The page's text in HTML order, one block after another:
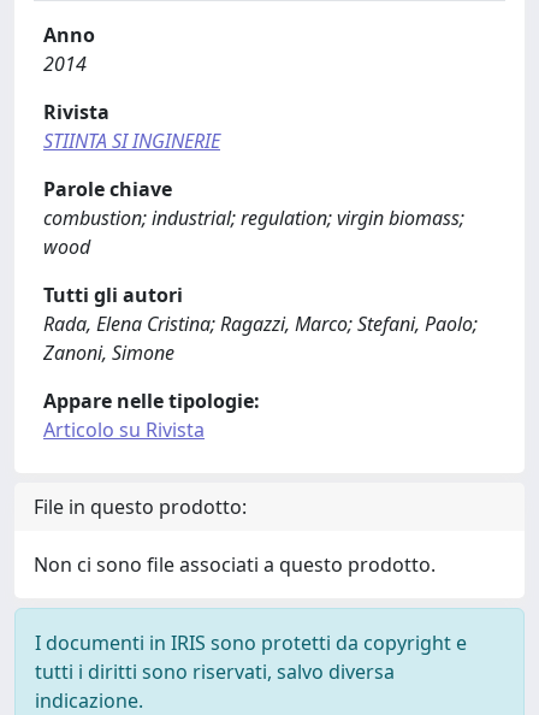
Anno
2014
Rivista
STIINTA SI INGINERIE
Parole chiave
combustion; industrial; regulation; virgin biomass;
wood
Tutti gli autori
Rada, Elena Cristina; Ragazzi, Marco; Stefani, Paolo;
Zanoni, Simone
Appare nelle tipologie:
Articolo su Rivista
File in questo prodotto:
Non ci sono file associati a questo prodotto.
I documenti in IRIS sono protetti da copyright e
tutti i diritti sono riservati, salvo diversa
indicazione.